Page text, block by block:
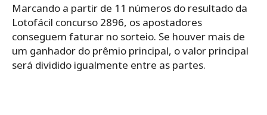
Marcando a partir de 11 números do resultado da
Lotofácil concurso 2896, os apostadores
conseguem faturar no sorteio. Se houver mais de
um ganhador do prêmio principal, o valor principal
será dividido igualmente entre as partes.